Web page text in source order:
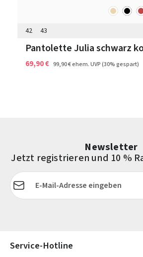
beige
42 43
Pantolette Julia schwarz
69,90 € 99,90 €ehem. UVP(30% gespart)
Newsletter
Jetzt registrieren und 10 %
E-Mail-Adresse*
Service-Hotline